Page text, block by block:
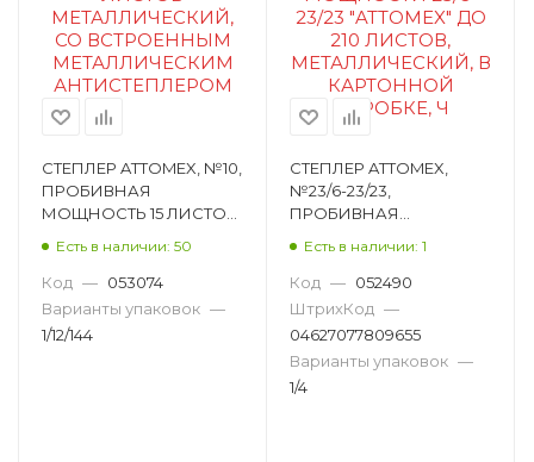
СТЕПЛЕР ATTOMEX, №10,
ПРОБИВНАЯ
МОЩНОСТЬ 15 ЛИСТОВ,
Есть в наличии: 50
Код — 053074
Варианты упаковок —
1/12/144
СТЕПЛЕР ATTOMEX,
№23/6-23/23,
ПРОБИВНАЯ
ЧЕРНЫЙ 4142366
Есть в наличии: 1
Код — 052490
ШтрихКод —
04627077809655
Варианты упаковок —
1/4